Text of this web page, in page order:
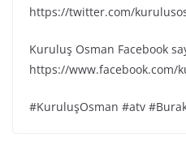
https://twitter.com/
Kuruluş Osman Facebook
https://www.facebook.com/
#KuruluşOsman #atv